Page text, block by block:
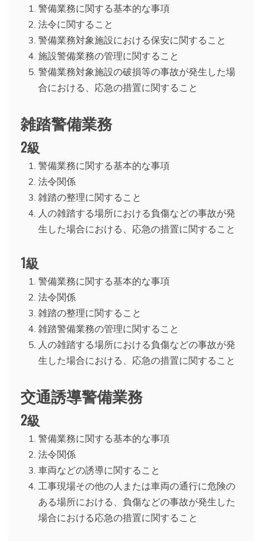
警備業務に関する基本的な事項
法令に関すること
警備業務対象施設における保安に関すること
施設警備業務の管理に関すること
警備業務対象施設の破損等の事故が発生した場
合における、応急の措置に関すること
雑踏警備業務
2級
警備業務に関する基本的な事項
法令関係
雑踏の整理に関すること
人の雑踏する場所における負傷などの事故が発
生した場合における、応急の措置に関すること
1級
警備業務に関する基本的な事項
法令関係
雑踏の整理に関すること
雑踏警備業務の管理に関すること
人の雑踏する場所における負傷などの事故が発
生した場合における、応急の措置に関すること
交通誘導警備業務
2級
警備業務に関する基本的な事項
法令関係
車両などの誘導に関すること
工事現場その他の人または車両の通行に危険の
ある場所における、負傷などの事故が発生した
場合における応急の措置に関すること